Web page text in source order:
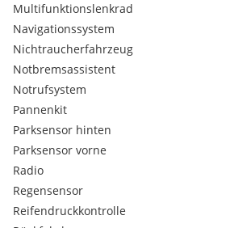
Multifunktionslenkrad
Navigationssystem
Nichtraucherfahrzeug
Notbremsassistent
Notrufsystem
Pannenkit
Parksensor hinten
Parksensor vorne
Radio
Regensensor
Reifendruckkontrolle